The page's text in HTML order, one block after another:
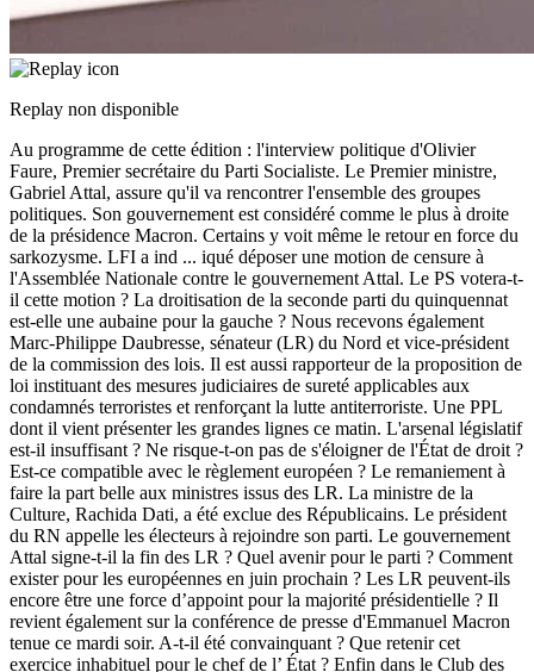
Replay non disponible
Au programme de cette édition : l'interview politique d'Olivier
Faure, Premier secrétaire du Parti Socialiste. Le Premier ministre,
Gabriel Attal, assure qu'il va rencontrer l'ensemble des groupes
politiques. Son gouvernement est considéré comme le plus à droite
de la présidence Macron. Certains y voit même le retour en force du
sarkozysme. LFI a ind ... iqué déposer une motion de censure à
l'Assemblée Nationale contre le gouvernement Attal. Le PS votera-t-
il cette motion ? La droitisation de la seconde parti du quinquennat
est-elle une aubaine pour la gauche ? Nous recevons également
Marc-Philippe Daubresse, sénateur (LR) du Nord et vice-président
de la commission des lois. Il est aussi rapporteur de la proposition de
loi instituant des mesures judiciaires de sureté applicables aux
condamnés terroristes et renforçant la lutte antiterroriste. Une PPL
dont il vient présenter les grandes lignes ce matin. L'arsenal législatif
est-il insuffisant ? Ne risque-t-on pas de s'éloigner de l'État de droit ?
Est-ce compatible avec le règlement européen ? Le remaniement à
faire la part belle aux ministres issus des LR. La ministre de la
Culture, Rachida Dati, a été exclue des Républicains. Le président
du RN appelle les électeurs à rejoindre son parti. Le gouvernement
Attal signe-t-il la fin des LR ? Quel avenir pour le parti ? Comment
exister pour les européennes en juin prochain ? Les LR peuvent-ils
encore être une force d’appoint pour la majorité présidentielle ? Il
revient également sur la conférence de presse d'Emmanuel Macron
tenue ce mardi soir. A-t-il été convainquant ? Que retenir cet
exercice inhabituel pour le chef de l’ État ? Enfin dans le Club des